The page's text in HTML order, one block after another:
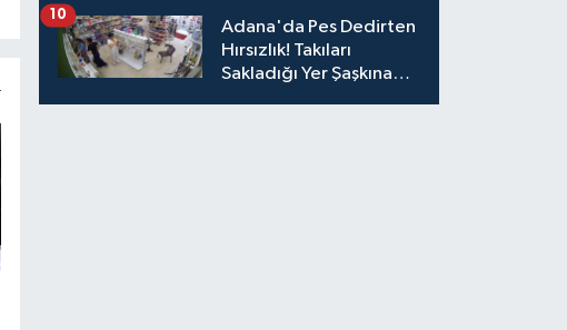
Adana'da Pes Dedirten
Hırsızlık! Takıları
Sakladığı Yer Şaşkına
10